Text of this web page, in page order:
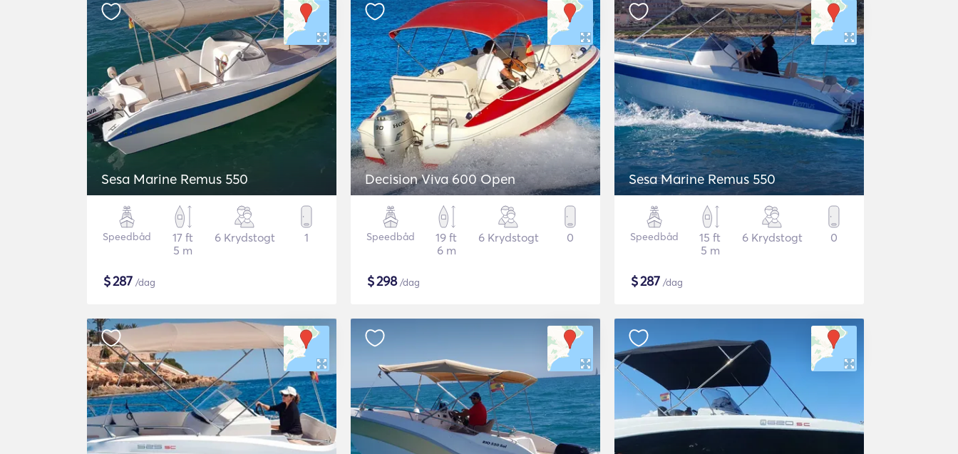
Sesa Marine Remus 550
Speedbåd
17 ft
5 m
6 Krydstogt 1
$287 /dag
Decision Viva 600 Open
Speedbåd
19 ft
6 m
6 Krydstogt 0
$298/dag
Sesa Marine Remus 550
Speedbåd
15 ft
5 m
6 Krydstogt 0
$287 /dag